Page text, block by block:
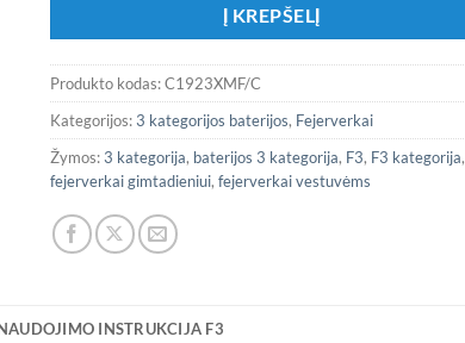
Į KREPŠELĮ
Produkto kodas:C1923XMF/C
Kategorijos:3 kategorijos baterijos, Fejerverkai
Žymos:3 kategorija, baterijos 3 kategorija, F3, F3 kategorija,
fejerverkai gimtadieniui,fejerverkai vestuvėms
INSTRUKCIJA F3